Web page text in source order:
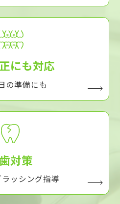
にも対応
の準備にも
対策
ッシング指導